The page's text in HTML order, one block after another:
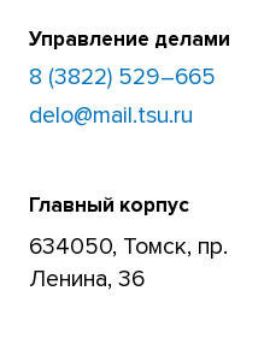
Управление делами
8 (3822) 529–665
delo@mail.tsu.ru
Главный корпус
634050, Томск, пр.
Ленина, 36